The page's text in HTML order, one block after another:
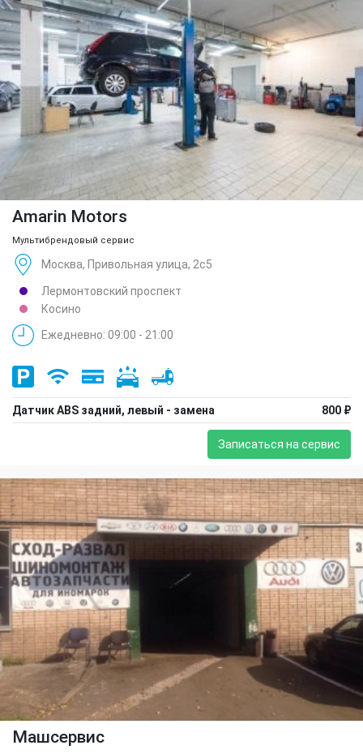
Amarin Motors
Мультибрендовый сервис
Москва, Привольная улица, 2с5
Лермонтовский проспект
Косино
Ежедневно: 09:00 - 21:00
Датчик ABS задний, левый - замена 800 ₽
Записаться на сервис
Машсервис